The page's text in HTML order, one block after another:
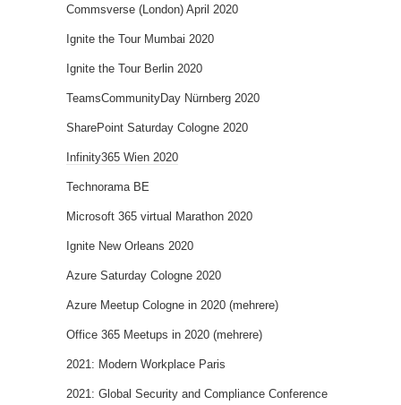
Commsverse (London) April 2020
Ignite the Tour Mumbai 2020
Ignite the Tour Berlin 2020
TeamsCommunityDay Nürnberg 2020
SharePoint Saturday Cologne 2020
Infinity365 Wien 2020
Technorama BE
Microsoft 365 virtual Marathon 2020
Ignite New Orleans 2020
Azure Saturday Cologne 2020
Azure Meetup Cologne in 2020 (mehrere)
Office 365 Meetups in 2020 (mehrere)
2021: Modern Workplace Paris
2021: Global Security and Compliance Conference